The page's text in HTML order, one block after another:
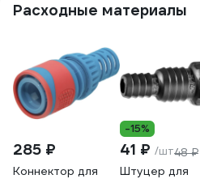
Расходные материалы
285 ₽
Коннектор для
-15%
41 ₽ /шт48 ₽
Штуцер для